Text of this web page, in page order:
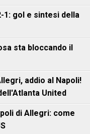
1: gol e sintesi della
sta bloccando il
addio al Napoli!
United
di Allegri: come